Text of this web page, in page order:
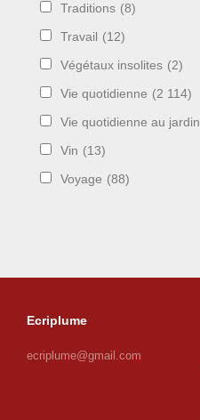
Traditions (8)
Travail (12)
Végétaux insolites (2)
Vie quotidienne (2 114)
Vie quotidienne au jardin
Vin (13)
Voyage (88)
Ecriplume
ecriplume@gmail.com